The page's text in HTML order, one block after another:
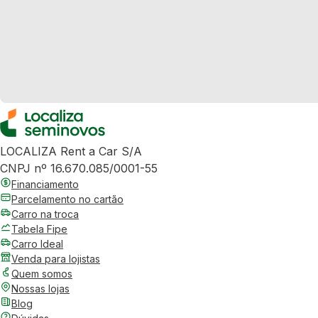
LOCALIZA Rent a Car S/A
CNPJ nº 16.670.085/0001-55
Financiamento
Parcelamento no cartão
Carro na troca
Tabela Fipe
Carro Ideal
Venda para lojistas
Quem somos
Nossas lojas
Blog